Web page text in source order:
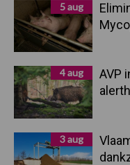
5 aug
4 aug
AVP
3 aug